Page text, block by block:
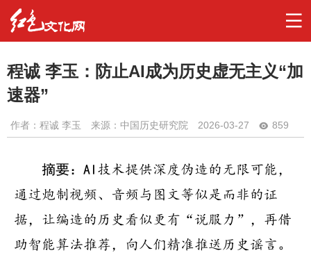
程诚 李玉：防止AI成为历史虚无主义“加
速器”
作者： 程诚 李玉 来源：中国历史研究院 2026-03-27 859
摘要： AI技术提供深度伪造的无限可能，
通过炮制视频、音频与图文等似是而非的证
据，让编造的历史看似更有“说服力”，再借
助智能算法推荐，向人们精准推送历史谣言。